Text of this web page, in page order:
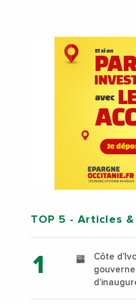
TOP 5 - Articles &
Côte